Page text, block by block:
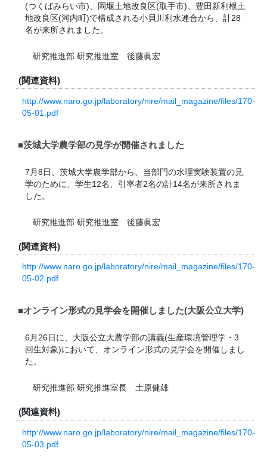
(つくばみらい市)、岡堰土地改良区(取手市)、豊田新利根土
地改良区(河内町)で構成される小貝川利水連合から、計28
名が来所されました。
研究推進部 研究推進室 後藤眞宏
(関連資料)
http://www.naro.go.jp/laboratory/nire/mail_magazine/files/170-
05-01.pdf
■茨城大学農学部の見学が開催されました
7月8日、茨城大学農学部から、当部門の水理実験装置の見
学のために、学生12名、引率者2名の計14名が来所されま
した。
研究推進部 研究推進室 後藤眞宏
(関連資料)
http://www.naro.go.jp/laboratory/nire/mail_magazine/files/170-
05-02.pdf
■オンライン形式の見学会を開催しました(大阪公立大学)
6月26日に、大阪公立大農学部の講義(生産環境管理学・3
回生対象)において、オンライン形式の見学会を開催しまし
た。
研究推進部 研究推進室長 土原健雄
(関連資料)
http://www.naro.go.jp/laboratory/nire/mail_magazine/files/170-
05-03.pdf